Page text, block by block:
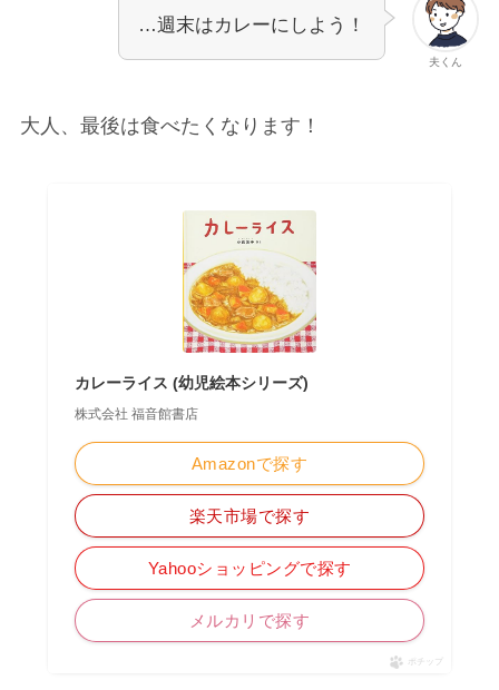
夫くん
…週末はカレーにしよう！
大人、最後は食べたくなります！
カレーライス (幼児絵本シリーズ)
株式会社 福音館書店
Amazonで探す
楽天市場で探す
Yahooショッピングで探す
メルカリで探す
ポチップ